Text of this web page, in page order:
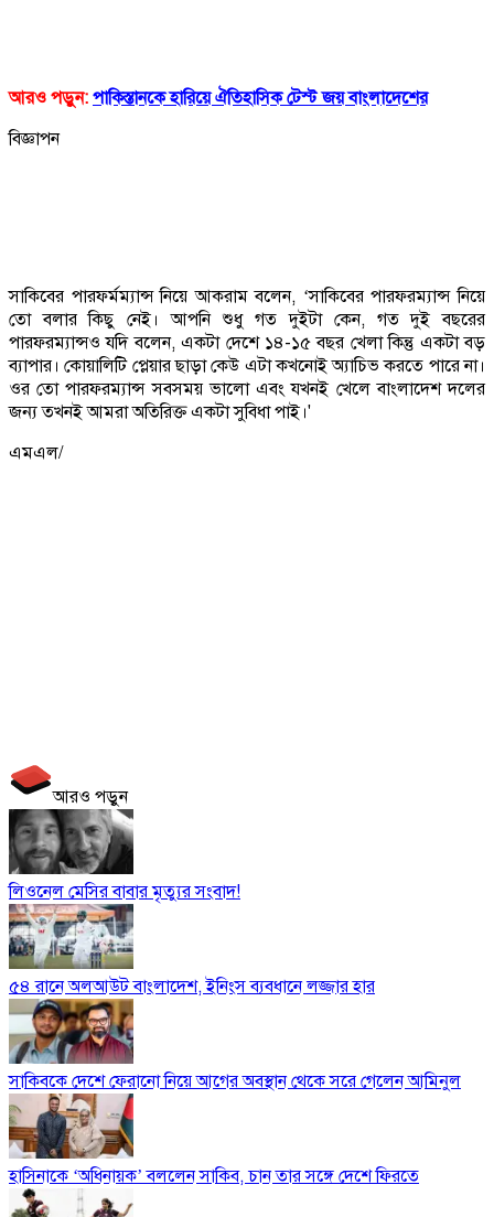
আরও পড়ুন: পাকিস্তানকে হারিয়ে ঐতিহাসিক টেস্ট জয় বাংলাদেশের
বিজ্ঞাপন
সাকিবের পারফর্মম্যান্স নিয়ে আকরাম বলেন, ‘সাকিবের পারফরম্যান্স নিয়ে
তো বলার কিছু নেই। আপনি শুধু গত দুইটা কেন, গত দুই বছরের
পারফরম্যান্সও যদি বলেন, একটা দেশে ১৪-১৫ বছর খেলা কিন্তু একটা বড়
ব্যাপার। কোয়ালিটি প্লেয়ার ছাড়া কেউ এটা কখনোই অ্যাচিভ করতে পারে না।
ওর তো পারফরম্যান্স সবসময় ভালো এবং যখনই খেলে বাংলাদেশ দলের
জন্য তখনই আমরা অতিরিক্ত একটা সুবিধা পাই।'
এমএল/
আরও পড়ুন
লিওনেল মেসির বাবার মৃত্যুর সংবাদ!
৫৪ রানে অলআউট বাংলাদেশ, ইনিংস ব্যবধানে লজ্জার হার
সাকিবকে দেশে ফেরানো নিয়ে আগের অবস্থান থেকে সরে গেলেন আমিনুল
হাসিনাকে ‘অধিনায়ক’ বললেন সাকিব, চান তার সঙ্গে দেশে ফিরতে